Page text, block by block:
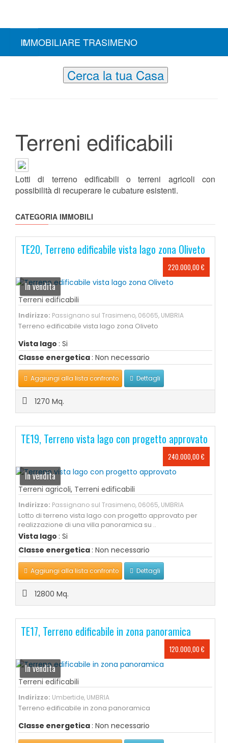
IMMOBILIARE TRASIMENO
Cerca la tua Casa
Terreni edificabili
Lotti di terreno edificabili o terreni agricoli con
possibilità di recuperare le cubature esistenti.
CATEGORIA IMMOBILI
TE20, Terreno edificabile vista lago zona Oliveto
220.000,00 €
In vendita
Terreni edificabili
Indirizzo: Passignano sul Trasimeno, 06065, UMBRIA
Terreno edificabile vista lago zona Oliveto
Vista lago : Si
Classe energetica : Non necessario
Aggiungi alla lista confronto Dettagli
1270 Mq.
TE19, Terreno vista lago con progetto approvato
240.000,00 €
In vendita
Terreni agricoli, Terreni edificabili
Indirizzo: Passignano sul Trasimeno, 06065, UMBRIA
Lotto di terreno vista lago con progetto approvato per
realizzazione di una villa panoramica su ..
Vista lago : Si
Classe energetica : Non necessario
Aggiungi alla lista confronto Dettagli
12800 Mq.
TE17, Terreno edificabile in zona panoramica
120.000,00 €
In vendita
Terreni edificabili
Indirizzo: Umbertide, UMBRIA
Terreno edificabile in zona panoramica
Classe energetica : Non necessario